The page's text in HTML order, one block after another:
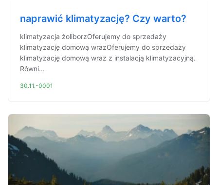
naprawić klimatyzację? Czy warto?
klimatyzacja żoliborzOferujemy do sprzedaży
klimatyzację domową wrazOferujemy do sprzedaży
klimatyzację domową wraz z instalacją klimatyzacyjną.
Równi...
30.11.-0001